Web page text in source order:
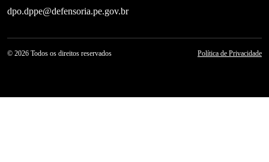
dpo.dppe@defensoria.pe.gov.br
© 2026 Todos os direitos reservados Política de Privacidade